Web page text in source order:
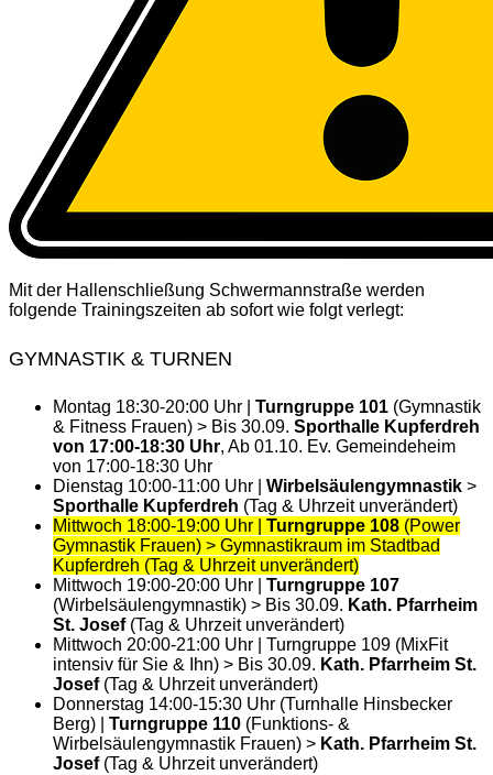
Mit der Hallenschließung Schwermannstraße werden
folgende Trainingszeiten ab sofort wie folgt verlegt:
GYMNASTIK & TURNEN
Montag 18:30-20:00 Uhr | Turngruppe 101 (Gymnastik
& Fitness Frauen) > Bis 30.09. Sporthalle Kupferdreh
von 17:00-18:30 Uhr, Ab 01.10. Ev. Gemeindeheim
von 17:00-18:30 Uhr
Dienstag 10:00-11:00 Uhr | Wirbelsäulengymnastik >
Sporthalle Kupferdreh (Tag & Uhrzeit unverändert)
Mittwoch 18:00-19:00 Uhr | Turngruppe 108 (Power
Gymnastik Frauen) > Gymnastikraum im Stadtbad
Kupferdreh (Tag & Uhrzeit unverändert)
Mittwoch 19:00-20:00 Uhr | Turngruppe 107
(Wirbelsäulengymnastik) > Bis 30.09. Kath. Pfarrheim
St. Josef(Tag & Uhrzeit unverändert)
Mittwoch 20:00-21:00 Uhr | Turngruppe 109 (MixFit
intensiv für Sie & Ihn) > Bis 30.09. Kath. Pfarrheim St.
Josef(Tag & Uhrzeit unverändert)
Donnerstag 14:00-15:30 Uhr (Turnhalle Hinsbecker
Berg) | Turngruppe 110 (Funktions- &
Wirbelsäulengymnastik Frauen) > Kath. Pfarrheim St.
Josef(Tag & Uhrzeit unverändert)